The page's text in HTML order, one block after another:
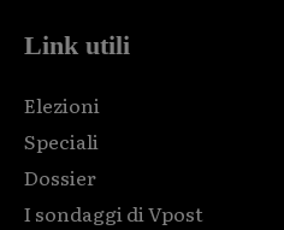
Link utili
Elezioni
Speciali
Dossier
I sondaggi di Vpost